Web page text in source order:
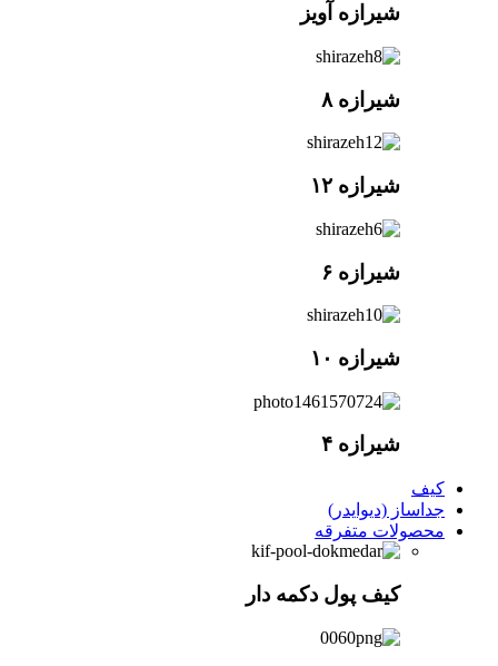
شیرازه آویز
شیرازه ۸
شیرازه ۱۲
شیرازه ۶
شیرازه ۱۰
شیرازه ۴
کیف
جداساز (دیوایدر)
محصولات متفرقه
کیف پول دکمه دار